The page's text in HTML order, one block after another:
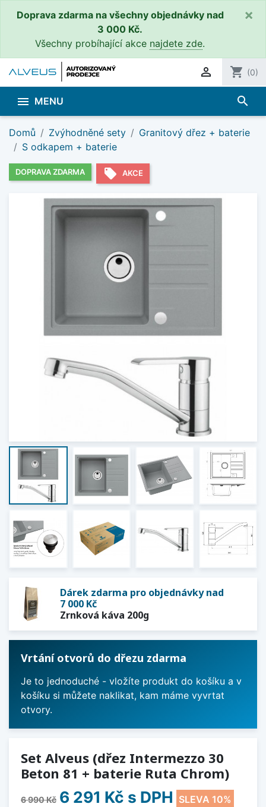
Doprava zdarma na všechny objednávky nad
3 000 Kč.
Všechny probíhající akce najdete zde.
×
 shopping_cart (0)
 MENU search
Domů Zvýhodněné sety
Granitový dřez + baterie
S odkapem + baterie
DOPRAVA ZDARMA local_offer AKCE
Dárek zdarma pro objednávky nad
7 000 Kč
Zrnková káva 200g
Vrtání otvorů do dřezu zdarma
Je to jednoduché - vložíte produkt do košíku a v
košíku si můžete naklikat, kam máme vyvrtat
otvory.
Set Alveus (dřez Intermezzo 30
Beton 81 + baterie Ruta Chrom)
6 990 Kč 6 291 Kč s DPH SLEVA 10%